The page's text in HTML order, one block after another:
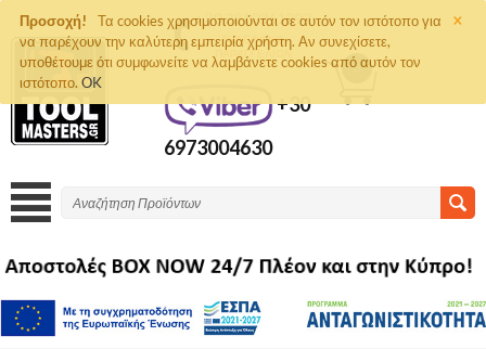
×
Προσοχή!
Τα cookies χρησιμοποιούνται σε αυτόν τον ιστότοπο για
να παρέχουν την καλύτερη εμπειρία χρήστη. Αν συνεχίσετε,
υποθέτουμε ότι συμφωνείτε να λαμβάνετε cookies από αυτόν τον
ιστότοπο. OK
+30 2810261292
ΤΗΛΈΦΩΝΟ
ΠΑΡΑΓΓΕΛΙΏΝ
+30
6973004630
0